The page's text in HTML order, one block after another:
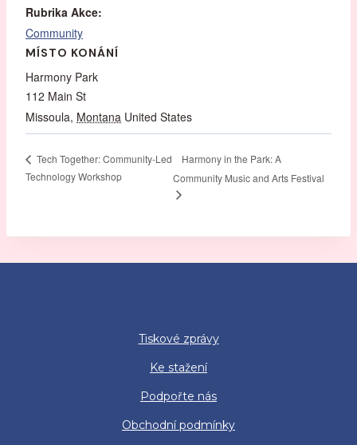
Rubrika Akce:
Community
MÍSTO KONÁNÍ
Harmony Park
112 Main St
Missoula, Montana United States
Tech Together: Community-Led
Technology Workshop
Harmony in the Park: A
Community Music and Arts Festival
Tiskové zprávy
Ke stažení
Podpořte nás
Obchodní podmínky